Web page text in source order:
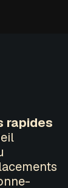
rapides